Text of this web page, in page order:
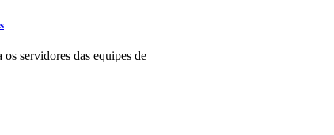
servidores das equipes de